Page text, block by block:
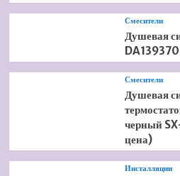
Смесители
Душевая
Смесители
Душевая
черный
цена)
Инсталляции